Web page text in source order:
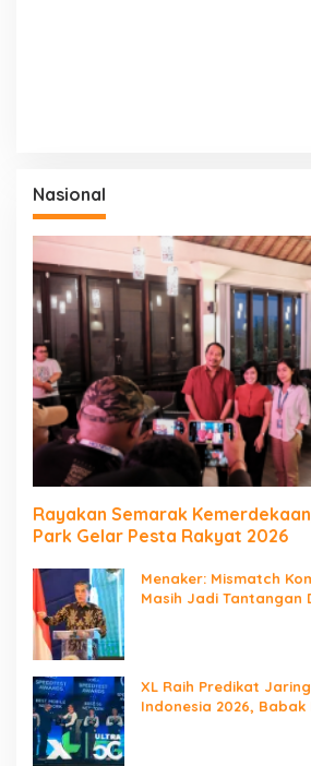
Nasional
Rayakan Semarak
Park Gelar Pesta Rakyat 2026
Menaker: Mismatch
Masih Jadi Tantangan
XL Raih Predikat
Indonesia 2026,